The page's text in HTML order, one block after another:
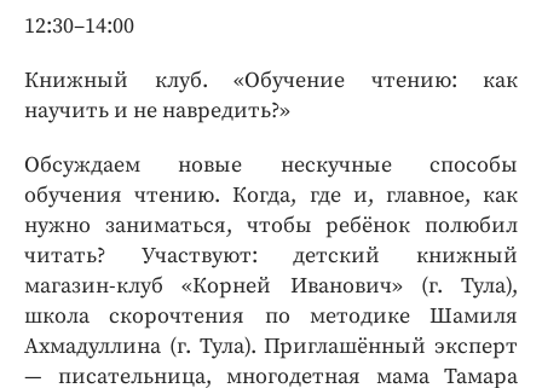
12:30–14:00
Книжный клуб. «Обучение чтению: как
научить и не навредить?»
Обсуждаем новые нескучные способы
обучения чтению. Когда, где и, главное, как
нужно заниматься, чтобы ребёнок полюбил
читать? Участвуют: детский книжный
магазин-клуб «Корней Иванович» (г. Тула),
школа скорочтения по методике Шамиля
Ахмадуллина (г. Тула). Приглашённый эксперт
— писательница, многодетная мама Тамара